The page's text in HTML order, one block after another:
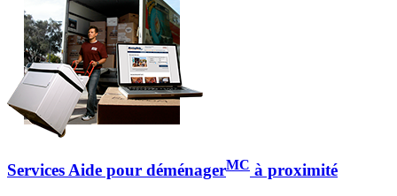
Services Aide pour déménagerMC à proximité